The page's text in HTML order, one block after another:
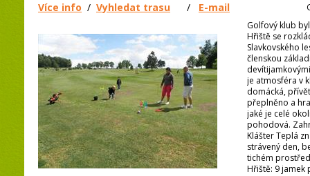
Více info / Vyhledat trasu / E-mail
Golfový klub
Hřiště se
Slavkovského
členskou
je atmosféra v
domácká,
přeplněno a
jaké je celé
pohodová.
Klášter Teplá
strávený den,
tichém
Hřiště: 9 jamek